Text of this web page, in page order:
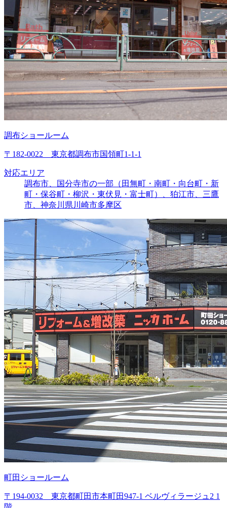
調布ショールーム
〒182-0022 東京都調布市国領町1-1-1
対応エリア
調布市、国分寺市の一部（田無町・南町・向台町・新
町・保谷町・柳沢・東伏見・富士町）、狛江市、三鷹
市、神奈川県川崎市多摩区
町田ショールーム
〒194-0032 東京都町田市本町田947-1 ベルヴィラージュ2 1